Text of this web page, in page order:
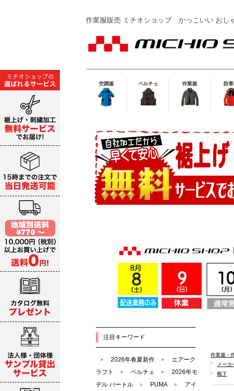
作業服販売 ミチオショップかっこいい おし
空調服 ペルチェ 作業服 防
作業服・
メーカ
靴下
注目キーワード
2026年春夏新作
エアーク
ラフト
ペルチェ
2026年モ
デル バートル
PUMA
アイ